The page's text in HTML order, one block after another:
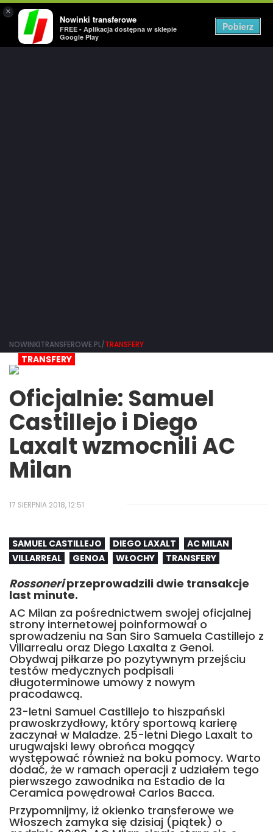
×
Nowinki transferowe
FREE - Aplikacja dostępna w sklepie
Google Play
Pobierz
NOWINKITRANSFEROWE.PL/TRANSFERY
TRANSFERY
Oficjalnie: Samuel
Castillejo i Diego
Laxalt wzmocnili AC
Milan
17 SIERPNIA 2018, 12:51
SAMUEL CASTILLEJO DIEGO LAXALT
AC MILAN
VILLARREAL
GENOA WŁOCHY TRANSFERY
Rossoneriprzeprowadzili dwie transakcje
last minute.
AC Milan za pośrednictwem swojej oficjalnej
strony internetowej poinformował o
sprowadzeniu na San Siro Samuela Castillejo z
Villarrealu oraz Diego Laxalta z Genoi.
Obydwaj piłkarze po pozytywnym przejściu
testów medycznych podpisali
długoterminowe umowy z nowym
pracodawcą.
23-letni Samuel Castillejo to hiszpański
prawoskrzydłowy, który sportową karierę
zaczynał w Maladze. 25-letni Diego Laxalt to
urugwajski lewy obrońca mogący
występować również na boku pomocy. Warto
dodać, że w ramach operacji z udziałem tego
pierwszego zawodnika na Estadio de la
Ceramica powędrował Carlos Bacca.
Przypomnijmy, iż okienko transferowe we
Włoszech zamyka się dzisiaj (piątek) o